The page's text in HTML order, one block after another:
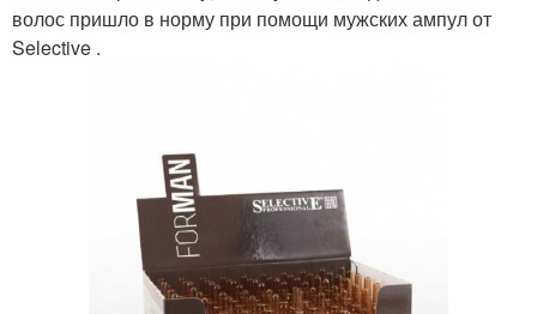
волос пришло в норму при помощи мужских ампул от
Selective .